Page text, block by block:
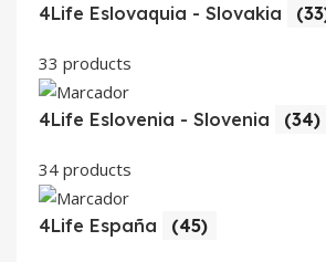
4Life Eslovaquia - Slovakia
33 products
4Life Eslovenia - Slovenia (34)
34 products
4Life España (45)